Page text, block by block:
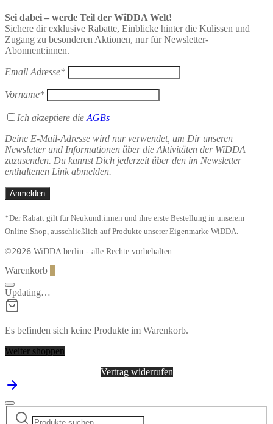
Sei dabei – werde Teil der WiDDA Welt!
Sichere dir exklusive Rabatte, Einblicke hinter die Kulissen und
Zugang zu besonderen Aktionen, nur für Newsletter-
Abonnent:innen.
Email Adresse*
Vorname*
Ich akzeptiere die AGBs
Deine E-Mail-Adresse wird nur verwendet, um Dir unseren
Newsletter und Informationen über die Aktivitäten der WiDDA
zuzusenden. Du kannst Dich jederzeit über den im Newsletter
enthaltenen Link abmelden.
*Der Rabatt gilt für Neukund:innen und ihre erste Bestellung in unserem
Online-Shop, ausschließlich auf Produkte unserer Eigenmarke WiDDA.
©2026 WiDDA berlin - alle Rechte vorbehalten
Warenkorb
Updating…
Es befinden sich keine Produkte im Warenkorb.
Weiter shoppen
Vertrag widerrufen
Suchen
nach: